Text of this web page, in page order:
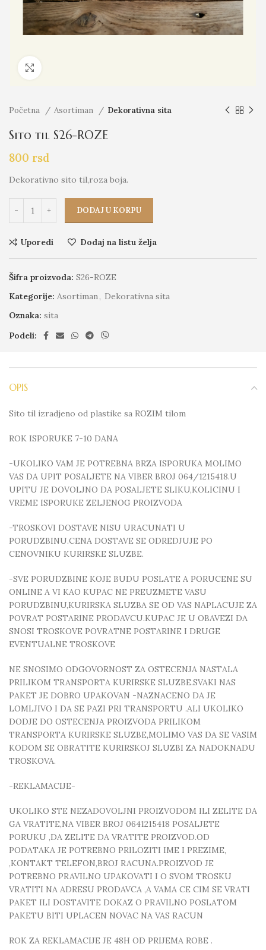
Početna Asortiman Dekorativna sita
Sito til S26-ROZE
800 rsd
Dekorativno sito til,roza boja.
DODAJ U KORPU
Uporedi Dodaj na listu želja
Šifra proizvoda: S26-ROZE
Kategorije: Asortiman , Dekorativna sita
Oznaka: sita
Podeli:
OPIS
Sito til izradjeno od plastike sa ROZIM tilom
ROK ISPORUKE 7-10 DANA
-UKOLIKO VAM JE POTREBNA BRZA ISPORUKA MOLIMO
VAS DA UPIT POSALJETE NA VIBER BROJ 064/1215418.U
UPITU JE DOVOLJNO DA POSALJETE SLIKU,KOLICINU I
VREME ISPORUKE ZELJENOG PROIZVODA
-TROSKOVI DOSTAVE NISU URACUNATI U
PORUDZBINU.CENA DOSTAVE SE ODREDJUJE PO
CENOVNIKU KURIRSKE SLUZBE.
-SVE PORUDZBINE KOJE BUDU POSLATE A PORUCENE SU
ONLINE A VI KAO KUPAC NE PREUZMETE VASU
PORUDZBINU,KURIRSKA SLUZBA SE OD VAS NAPLACUJE ZA
POVRAT POSTARINE PRODAVCU.KUPAC JE U OBAVEZI DA
SNOSI TROSKOVE POVRATNE POSTARINE I DRUGE
EVENTUALNE TROSKOVE
NE SNOSIMO ODGOVORNOST ZA OSTECENJA NASTALA
PRILIKOM TRANSPORTA KURIRSKE SLUZBE.SVAKI NAS
PAKET JE DOBRO UPAKOVAN -NAZNACENO DA JE
LOMLJIVO I DA SE PAZI PRI TRANSPORTU .ALI UKOLIKO
DODJE DO OSTECENJA PROIZVODA PRILIKOM
TRANSPORTA KURIRSKE SLUZBE,MOLIMO VAS DA SE VASIM
KODOM SE OBRATITE KURIRSKOJ SLUZBI ZA NADOKNADU
TROSKOVA.
-REKLAMACIJE-
UKOLIKO STE NEZADOVOLJNI PROIZVODOM ILI ZELITE DA
GA VRATITE,NA VIBER BROJ 0641215418 POSALJETE
PORUKU ,DA ZELITE DA VRATITE PROIZVOD.OD
PODATAKA JE POTREBNO PRILOZITI IME I PREZIME,
,KONTAKT TELEFON,BROJ RACUNA.PROIZVOD JE
POTREBNO PRAVILNO UPAKOVATI I O SVOM TROSKU
VRATITI NA ADRESU PRODAVCA ,A VAMA CE CIM SE VRATI
PAKET ILI DOSTAVITE DOKAZ O PRAVILNO POSLATOM
PAKETU BITI UPLACEN NOVAC NA VAS RACUN
ROK ZA REKLAMACIJE JE 48H OD PRIJEMA ROBE .